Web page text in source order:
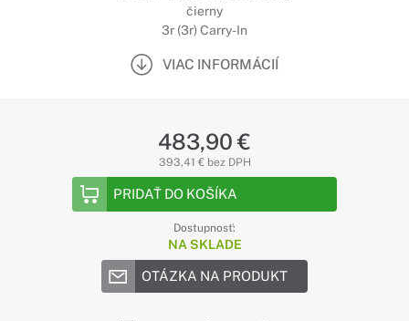
čierny
3r (3r) Carry-In
VIAC INFORMÁCIÍ
483,90 €
393,41 € bez DPH
PRIDAŤ DO KOŠÍKA
Dostupnosť:
NA SKLADE
OTÁZKA NA PRODUKT